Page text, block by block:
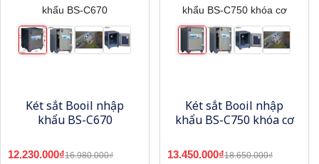
Két sắt Booil nhập
khẩu BS-C670
12.230.000₫16.980.000₫
Két sắt Booil nhập
khẩu BS-C750 khóa cơ
13.450.000₫18.650.000₫